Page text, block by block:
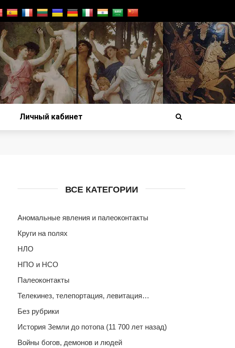
Личный кабинет
ВСЕ КАТЕГОРИИ
Аномальные явления и палеоконтакты
Круги на полях
НЛО
НПО и НСО
Палеоконтакты
Телекинез, телепортация, левитация…
Без рубрики
История Земли до потопа (11 700 лет назад)
Войны богов, демонов и людей